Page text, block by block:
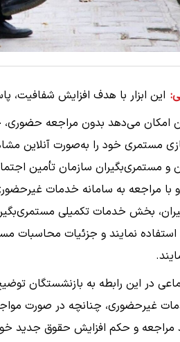
این ابزار با هدف افزایش
امکان می‌دهد بدون مراجعه
مستمری خود را به‌صورت آنلاین
و مستمری‌بگیران سازمان تأمین
بخش خدمات تکمیلی
استفاده نمایند و جزئیات محاسبات
در این رابطه به بازنشستگان
غیرحضوری، چنانچه در صورت
مراجعه و حکم افزایش حقوق جدید